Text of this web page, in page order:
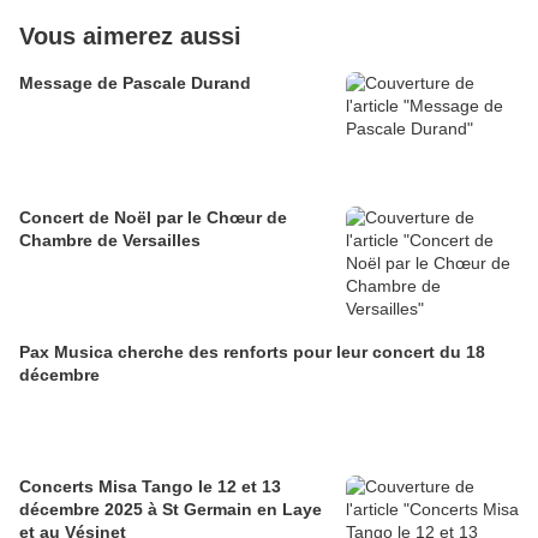
Vous aimerez aussi
Message de Pascale Durand
Concert de Noël par le Chœur de
Chambre de Versailles
Pax Musica cherche des renforts pour leur concert du 18
décembre
Concerts Misa Tango le 12 et 13
décembre 2025 à St Germain en Laye
et au Vésinet